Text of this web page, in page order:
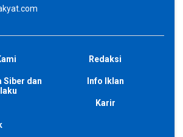
Redaksi
Siber dan
Info Iklan
Karir